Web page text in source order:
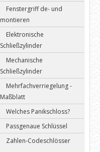
Fenstergriff de- und
montieren
Elektronische
Schließzylinder
Mechanische
Schließzylinder
Mehrfachverriegelung -
Maßblatt
Welches Panikschloss?
Passgenaue Schlüssel
Zahlen-Codeschlösser